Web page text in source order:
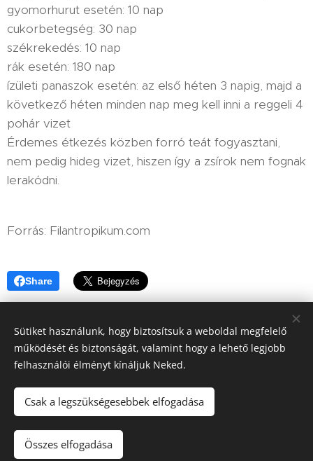
gyomorhurut esetén: 10 nap
cukorbetegség: 30 nap
székrekedés: 10 nap
rák esetén: 180 nap
ízületi panaszok esetén: az első héten 3 napig, majd a
következő héten minden nap meg kell inni a reggeli 4
pohár vizet
Érdemes étkezés közben forró teát fogyasztani,
nem pedig hideg vizet, hiszen így a zsírok nem fognak
lerakódni.
Forrás: Filantropikum.com
Share
info@lilakozmetika.hu
Lila Kozmetika
Webáruház
Sütiket használunk, hogy biztosítsuk a weboldal megfelelő
működését és biztonságát, valamint hogy a lehető legjobb
felhasználói élményt kínáljuk Neked.
Csak a legszükségesebbek elfogadása
Összes elfogadása